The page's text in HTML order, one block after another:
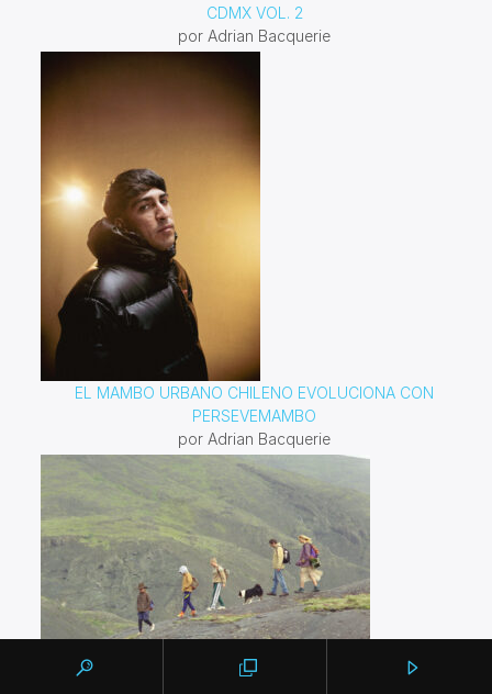
CDMX VOL. 2
por Adrian Bacquerie
EL MAMBO URBANO CHILENO EVOLUCIONA CON
PERSEVEMAMBO
por Adrian Bacquerie